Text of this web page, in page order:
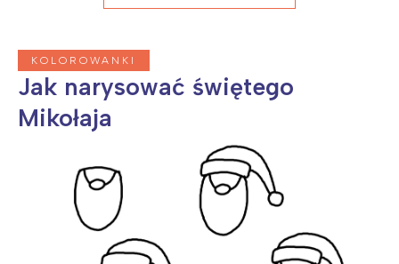
KOLOROWANKI
Jak narysować świętego
Mikołaja